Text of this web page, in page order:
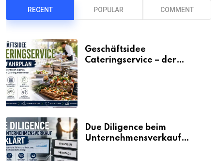
RECENT POPULAR COMMENT
Geschäftsidee
Cateringservice – der
Due Diligence beim
Unternehmensverkauf